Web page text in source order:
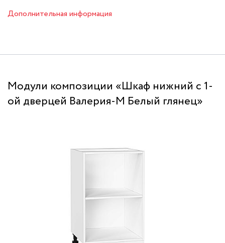
Дополнительная информация
Модули композиции «Шкаф нижний с 1-
ой дверцей Валерия-М Белый глянец»